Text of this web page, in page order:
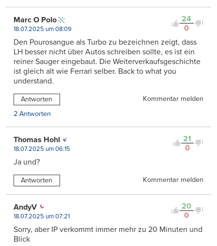
24
0
Marc O Polo
18.07.2025 um 08:09
Den Pourosangue als Turbo zu bezeichnen zeigt, dass
LH besser nicht über Autos schreiben sollte, es ist ein
reiner Sauger eingebaut. Die Weiterverkaufsgeschichte
ist gleich alt wie Ferrari selber. Back to what you
understand.
Antworten
Kommentar melden
2 Antworten
21
0
Thomas Hohl
18.07.2025 um 06:15
Ja und?
Antworten Kommentar melden
20
0
AndyV
18.07.2025 um 07:21
Sorry, aber IP verkommt immer mehr zu 20 Minuten und
Blick